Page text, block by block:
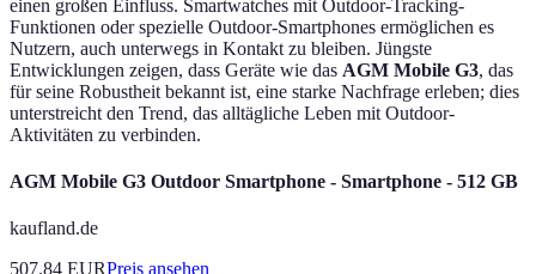
einen großen Einfluss. Smartwatches mit Outdoor-Tracking-
Funktionen oder spezielle Outdoor-Smartphones ermöglichen es
Nutzern, auch unterwegs in Kontakt zu bleiben. Jüngste
Entwicklungen zeigen, dass Geräte wie das AGM Mobile G3, das
für seine Robustheit bekannt ist, eine starke Nachfrage erleben; dies
unterstreicht den Trend, das alltägliche Leben mit Outdoor-
Aktivitäten zu verbinden.
AGM Mobile G3 Outdoor Smartphone - Smartphone - 512 GB
kaufland.de
507.84 EURPreis ansehen